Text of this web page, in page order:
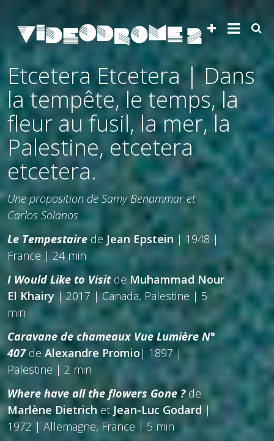
Etcetera Etcetera | Dans
la tempête, le temps, la
fleur au fusil, la mer, la
Palestine, etcetera
etcetera.
Une proposition de Samy Benammar et
Carlos Solanos
Le TempestairedeJean Epstein | 1948 |
France | 24 min
I Would Like to VisitdeMuhammad Nour
El Khairy | 2017 | Canada, Palestine | 5
min
Caravane de chameaux Vue Lumière N°
407de Alexandre Promio | 1897 |
Palestine | 2 min
Where have all the flowers Gone ?de
Marlène Dietrich et Jean-Luc Godard |
1972 | Allemagne, France | 5 min